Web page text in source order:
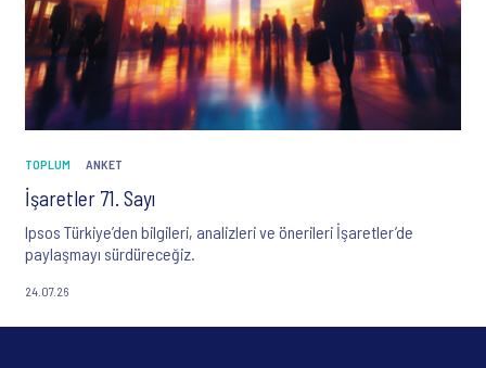
TOPLUM ANKET
İşaretler 71. Sayı
Ipsos Türkiye’den bilgileri, analizleri ve önerileri İşaretler’de
paylaşmayı sürdüreceğiz.
24.07.26